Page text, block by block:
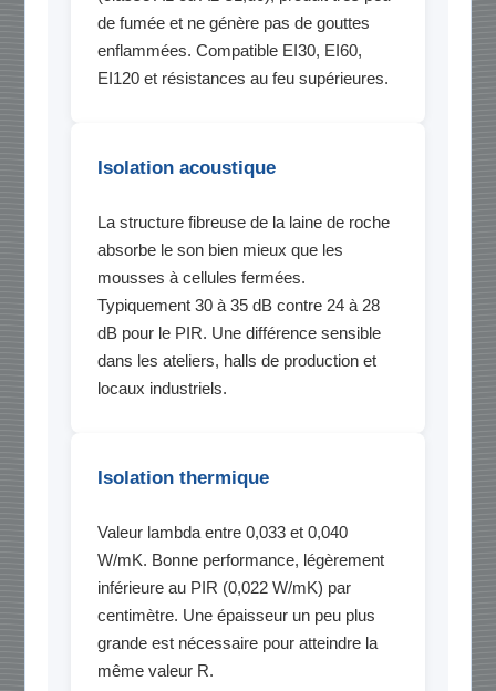
de fumée et ne génère pas de gouttes
enflammées. Compatible EI30, EI60,
EI120 et résistances au feu supérieures.
Isolation acoustique
La structure fibreuse de la laine de roche
absorbe le son bien mieux que les
mousses à cellules fermées.
Typiquement 30 à 35 dB contre 24 à 28
dB pour le PIR. Une différence sensible
dans les ateliers, halls de production et
locaux industriels.
Isolation thermique
Valeur lambda entre 0,033 et 0,040
W/mK. Bonne performance, légèrement
inférieure au PIR (0,022 W/mK) par
centimètre. Une épaisseur un peu plus
grande est nécessaire pour atteindre la
même valeur R.